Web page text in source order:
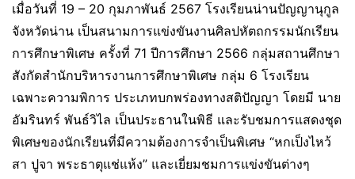
เมื่อวันที่ 19 – 20 กุมภาพันธ์ 2567 โรงเรียนน่านปัญญานุกูล
จังหวัดน่าน เป็นสนามการแข่งขันงานศิลปหัตถกรรมนักเรียน
การศึกษาพิเศษ ครั้งที่ 71 ปีการศึกษา 2566 กลุ่มสถานศึกษา
สังกัดสำนักบริหารงานการศึกษาพิเศษ กลุ่ม 6 โรงเรียน
เฉพาะความพิการ ประเภทบกพร่องทางสติปัญญา โดยมี นาย
อัมรินทร์ พันธ์วิไล เป็นประธานในพิธี และรับชมการแสดงชุด
พิเศษของนักเรียนที่มีความต้องการจำเป็นพิเศษ “หกเป็งไหว้
สา ปูจา พระธาตุแช่แห้ง” และเยี่ยมชมการแข่งขันต่างๆ